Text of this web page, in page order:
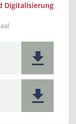
Digitalisierung